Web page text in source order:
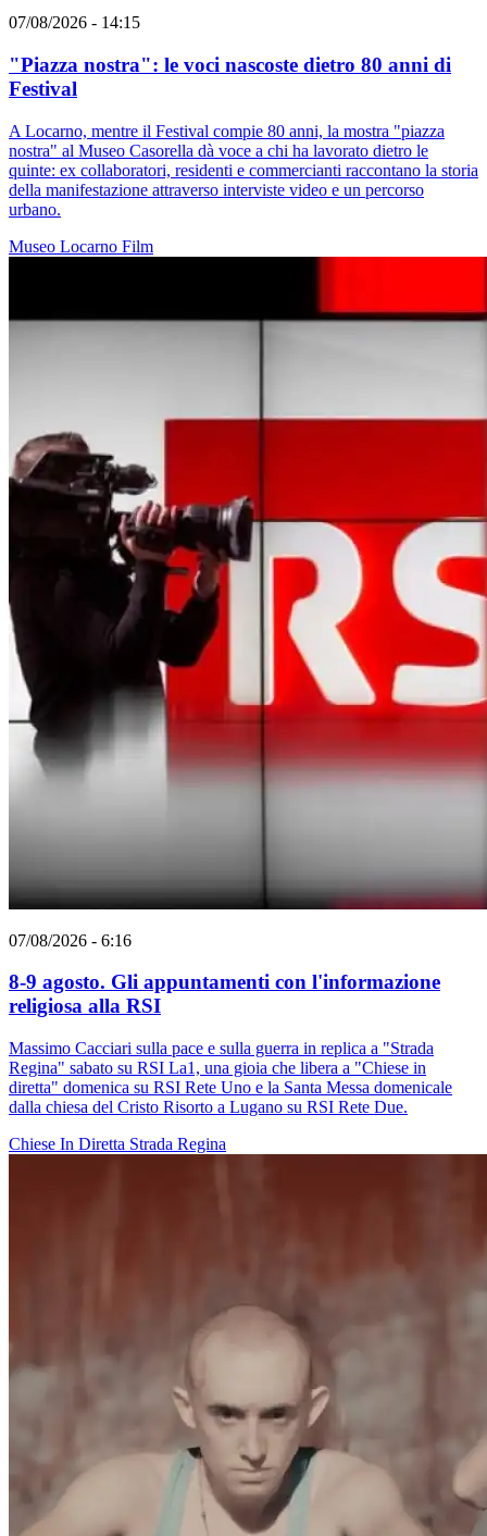
07/08/2026 - 14:15
"Piazza nostra": le voci nascoste dietro 80 anni di
Festival
A Locarno, mentre il Festival compie 80 anni, la mostra "piazza
nostra" al Museo Casorella dà voce a chi ha lavorato dietro le
quinte: ex collaboratori, residenti e commercianti raccontano la storia
della manifestazione attraverso interviste video e un percorso
urbano.
Museo Locarno Film
07/08/2026 - 6:16
8-9 agosto. Gli appuntamenti con l'informazione
religiosa alla RSI
Massimo Cacciari sulla pace e sulla guerra in replica a "Strada
Regina" sabato su RSI La1, una gioia che libera a "Chiese in
diretta" domenica su RSI Rete Uno e la Santa Messa domenicale
dalla chiesa del Cristo Risorto a Lugano su RSI Rete Due.
Chiese In Diretta Strada Regina